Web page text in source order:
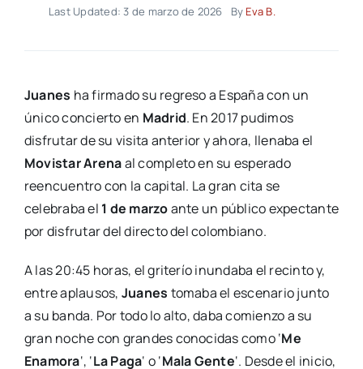
Last Updated: 3 de marzo de 2026 By Eva B.
Juanes ha firmado su regreso a España con un
único concierto en Madrid. En 2017 pudimos
disfrutar de su visita anterior y ahora, llenaba el
Movistar Arenaal completo en su esperado
reencuentro con la capital. La gran cita se
celebraba el 1 de marzoante un público expectante
por disfrutar del directo del colombiano.
A las 20:45 horas, el griterío inundaba el recinto y,
entre aplausos, Juanes tomaba el escenario junto
a su banda. Por todo lo alto, daba comienzo a su
gran noche con grandes conocidas como ‘Me
Enamora‘, ‘La Paga‘ o ‘Mala Gente‘. Desde el inicio,